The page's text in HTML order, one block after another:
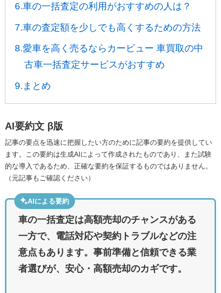
6.車の一括査定の利用がおすすめの人は？
7.車の査定額を少しでも高くするための方法
8.愛車を高く売るならカービュー 車買取の中
古車一括査定サービスがおすすめ
9.まとめ
AI要約文 β版
記事の要点を迅速に把握したい方のために記事の要約を提供してい
ます。この要約は生成AIによって作成されたものであり、また試験
的な導入であるため、正確な要約を保証するものではありません。
（元記事もご確認ください）
AIによる要約
車の一括査定は高額売却のチャンスがある
一方で、電話対応や契約トラブルなどの注
意点もあります。事前準備と信頼できる業
者選びが、安心・高額売却のカギです。